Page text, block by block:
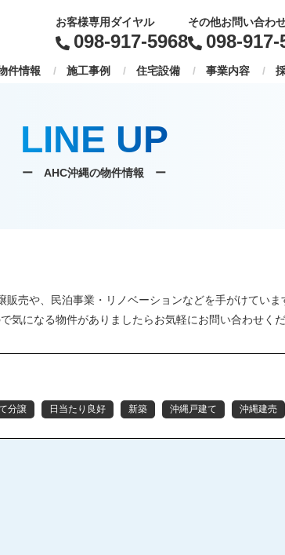
お客様専用ダイヤル
098-917-5968
その他お問い合わ
098-917-
件情報 施工事例 住宅設備 事業内容
LINE UP
ー AHC沖縄の物件情報 ー
売や、
民泊事業・リノベーションなどを手がけていま
気になる物件がありましたらお気軽にお問い合わせくだ
分譲 日当たり良好 新築 沖縄戸建て 沖縄建売